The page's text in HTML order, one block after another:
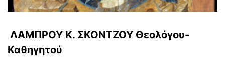
ΛΑΜΠΡΟΥ Κ. ΣΚΟΝΤΖΟΥ Θεολόγου-
Καθηγητού